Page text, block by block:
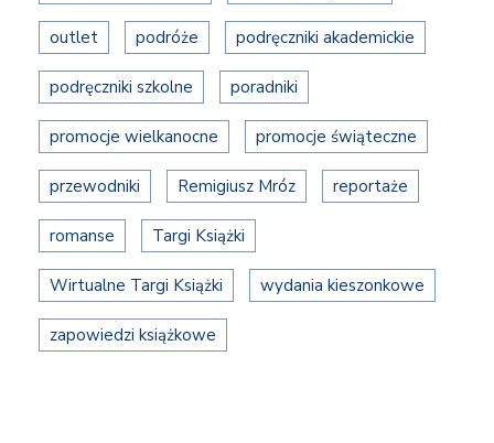
outlet podróże podręczniki akademickie
podręczniki szkolne poradniki
promocje wielkanocne promocje świąteczne
przewodniki Remigiusz Mróz reportaże
romanse Targi Książki
Wirtualne Targi Książki wydania kieszonkowe
zapowiedzi książkowe